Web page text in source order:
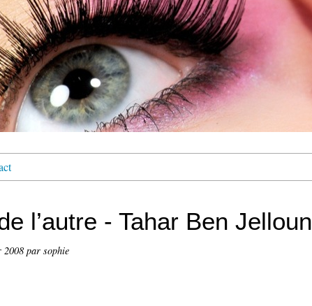
l’autre - Tahar Ben Jelloun
2008 par sophie